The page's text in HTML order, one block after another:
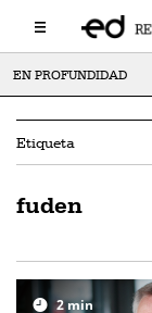
EN PROFUNDIDAD
Etiqueta
fuden
2min